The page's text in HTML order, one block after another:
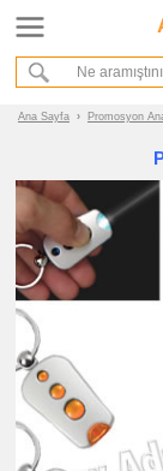
Ana Sayfa › Promosyon
Ana Sayfa
Hakkımızda
Kurumsal Hizmet
Promosyon
Ürünleri
promosyon
Anahtarlık
promosyon
Metal
Anahtarlık
promosyon
Akrilik
Anahtarlık